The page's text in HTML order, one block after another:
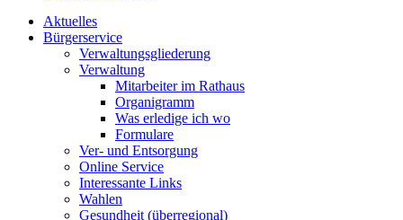
Aktuelles
Bürgerservice
Verwaltungsgliederung
Verwaltung
Mitarbeiter im Rathaus
Organigramm
Was erledige ich wo
Formulare
Ver- und Entsorgung
Online Service
Interessante Links
Wahlen
Gesundheit (überregional)